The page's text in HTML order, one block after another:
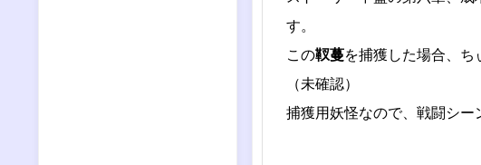
す。
この靫蔓を捕獲した場合、ち
（未確認）
捕獲用妖怪なので、戦闘シー